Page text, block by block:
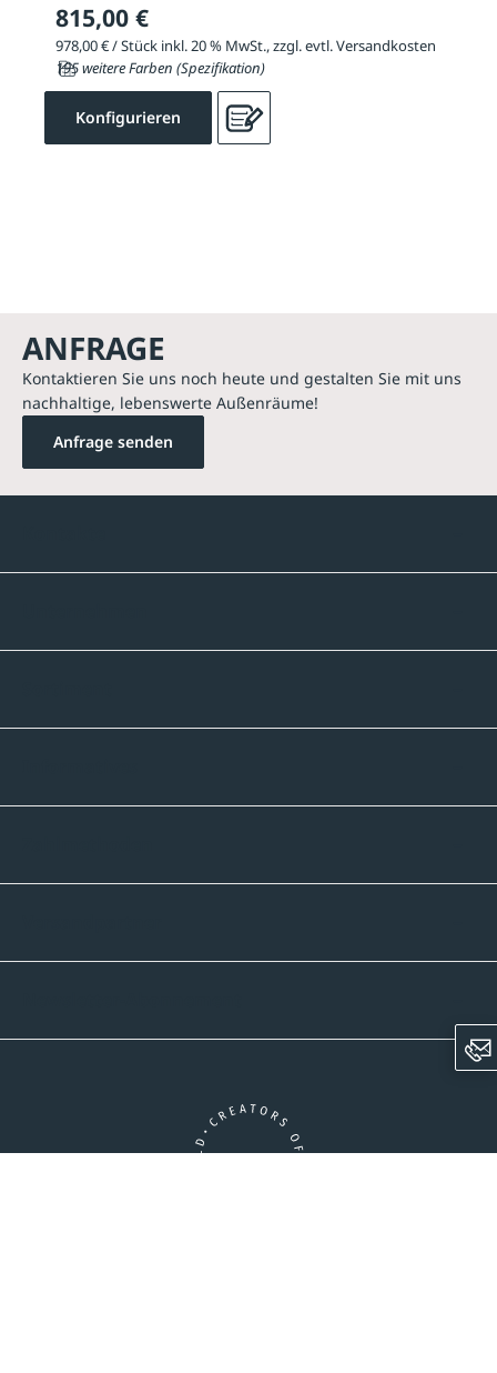
815,00 €
978,00 € / Stück inkl. 20 % MwSt., zzgl. evtl. Versandkosten
195 weitere Farben (Spezifikation)
Konfigurieren
ANFRAGE
Kontaktieren Sie uns noch heute und gestalten Sie mit uns
nachhaltige, lebenswerte Außenräume!
Anfrage senden